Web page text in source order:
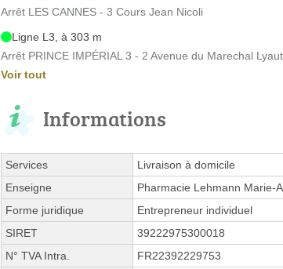
Arrêt LES CANNES - 3 Cours Jean Nicoli
Ligne L3, à 303 m
Arrêt PRINCE IMPÉRIAL 3 - 2 Avenue du Marechal
Voir tout
Informations
Services
Livraison à domicile
Enseigne
Pharmacie Lehmann Marie-
Forme juridique
Entrepreneur individuel
SIRET
39222975300018
N° TVA Intra.
FR22392229753